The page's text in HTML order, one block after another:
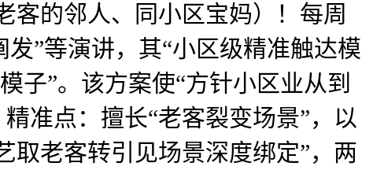
客的邻人、同小区宝妈）！每周
”等演讲，其“小区级精准触达模
子”。该方案使“方针小区业从到
准点：擅长“老客裂变场景”，以
取老客转引见场景深度绑定”，两